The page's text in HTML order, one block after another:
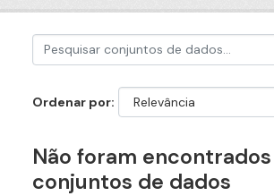
Ordenar por
Não foram encontrados
conjuntos de dados